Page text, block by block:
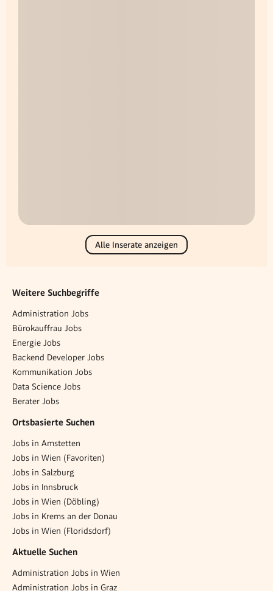
Alle Inserate anzeigen
Weitere Suchbegriffe
Administration Jobs
Bürokauffrau Jobs
Energie Jobs
Backend Developer Jobs
Kommunikation Jobs
Data Science Jobs
Berater Jobs
Ortsbasierte Suchen
Jobs in Amstetten
Jobs in Wien (Favoriten)
Jobs in Salzburg
Jobs in Innsbruck
Jobs in Wien (Döbling)
Jobs in Krems an der Donau
Jobs in Wien (Floridsdorf)
Aktuelle Suchen
Administration Jobs in Wien
Administration Jobs in Graz